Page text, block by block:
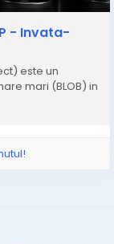
- Invata-
este un
mari (BLOB) in